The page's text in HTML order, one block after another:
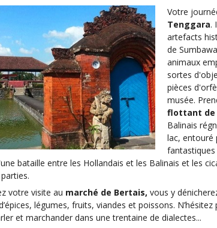
Votre
Tenggara.
artefacts
de
animaux
sortes
pièces
musée.
flottant de
Balinais
lac, entouré
fantastiques
bataille entre les Hollandais et les Balinais et les
votre visite au marché de Bertais, vous y
légumes, fruits, viandes et poissons.
et marchander dans une trentaine de dialectes...